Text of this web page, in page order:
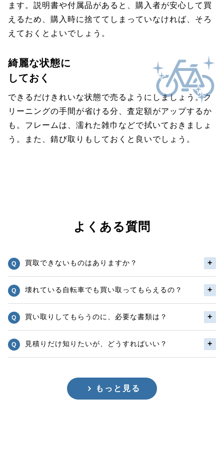
ます。説明書や付属品があると、購入者が安心して買
えるため、購入時に捨ててしまっていなければ、そろ
えておくとよいでしょう。
綺麗な状態に
しておく
できるだけきれいな状態で売るようにしましょう。ク
リーニングの手間が省ける分、査定額がアップするか
も。フレームは、濡れた雑巾などで拭いておきましょ
う。また、錆び取りもしておくと良いでしょう。
よくある質問
買取できないものはありますか？
壊れている自転車でも買い取ってもらえるの？
買い取りしてもらうのに、必要な書類は？
見積りだけ知りたいが、どうすればいい？
もっと見る